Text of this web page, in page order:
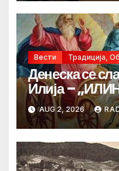
Вести Традиција,
Денеска се
Илија –
AUG 2, 2026